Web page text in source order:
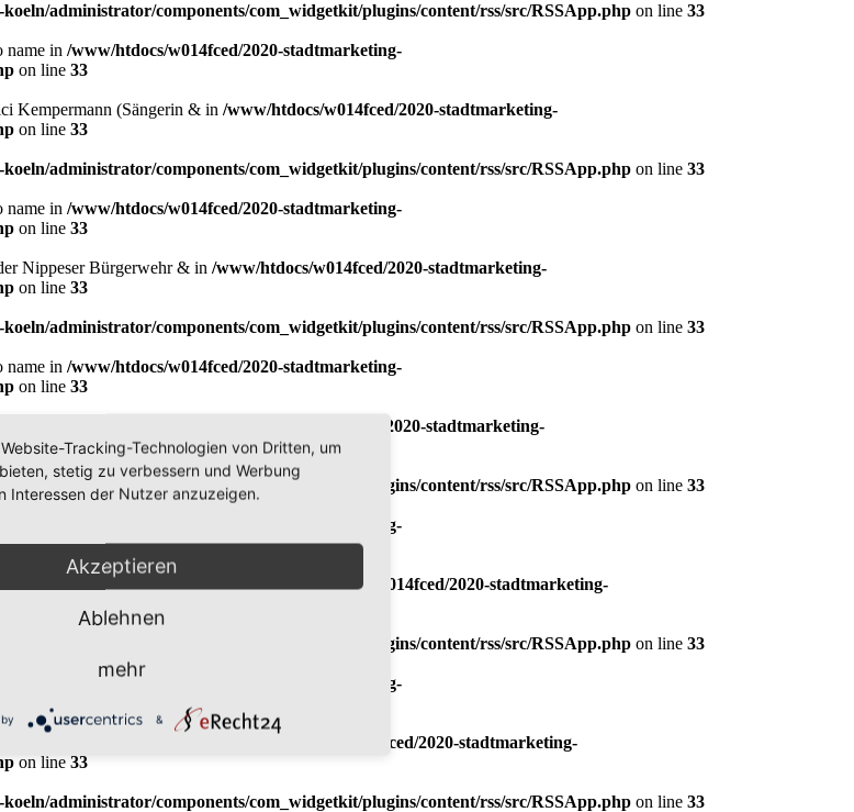
administrator/components/com_widgetkit/plugins/content/rss/src/RSSApp.php on line 33
name in /www/htdocs/w014fced/2020-stadtmarketing-
on line 33
Kempermann (Sängerin & in /www/htdocs/w014fced/2020-stadtmarketing-
on line 33
administrator/components/com_widgetkit/plugins/content/rss/src/RSSApp.php on line 33
name in /www/htdocs/w014fced/2020-stadtmarketing-
on line 33
Nippeser Bürgerwehr & in /www/htdocs/w014fced/2020-stadtmarketing-
on line 33
administrator/components/com_widgetkit/plugins/content/rss/src/RSSApp.php on line 33
name in /www/htdocs/w014fced/2020-stadtmarketing-
on line 33
aufgeteilt in Marketing & in
/www/htdocs/w014fced/2020-stadtmarketing-
on line33
administrator/components/com_widgetkit/plugins/content/rss/src/RSSApp.php on line 33
in
/www/htdocs/w014fced/2020-stadtmarketing-
on line33
KMBS (Kampfmittelbeseitigung & in
/www/htdocs/w014fced/2020-stadtmarketing-
administrator/components/com_widgetkit/plugins/content/rss/src/RSSApp.php on line 33
in
/www/htdocs/w014fced/2020-stadtmarketing-
Standortpartner von Drees & in
/www/htdocs/w014fced/2020-stadtmarketing-
on line 33
administrator/components/com_widgetkit/plugins/content/rss/src/RSSApp.php on line 33
Tracking-Technologien von Dritten, um
stetig zu verbessern und Werbung
Interessen der Nutzer anzuzeigen.
Akzeptieren
Ablehnen
mehr
&